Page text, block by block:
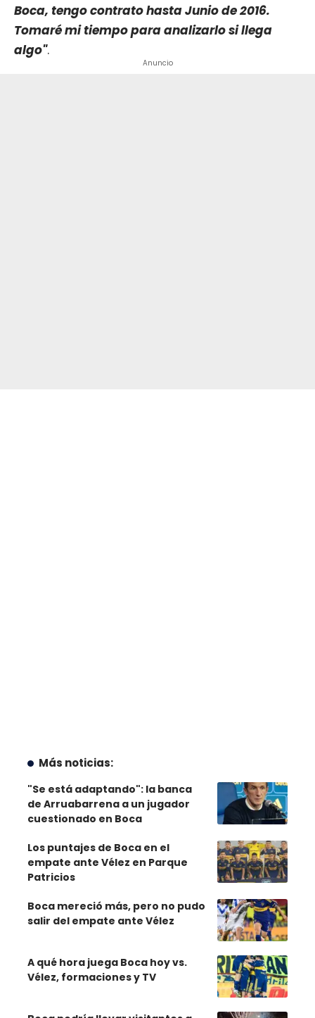
Boca, tengo contrato hasta Junio de 2016.
Tomaré mi tiempo para analizarlo si llega
algo".
Anuncio
Más noticias:
"Se está adaptando": la banca
de Arruabarrena a un jugador
cuestionado en Boca
Los puntajes de Boca en el
empate ante Vélez en Parque
Patricios
Boca mereció más, pero no pudo
salir del empate ante Vélez
A qué hora juega Boca hoy vs.
Vélez, formaciones y TV